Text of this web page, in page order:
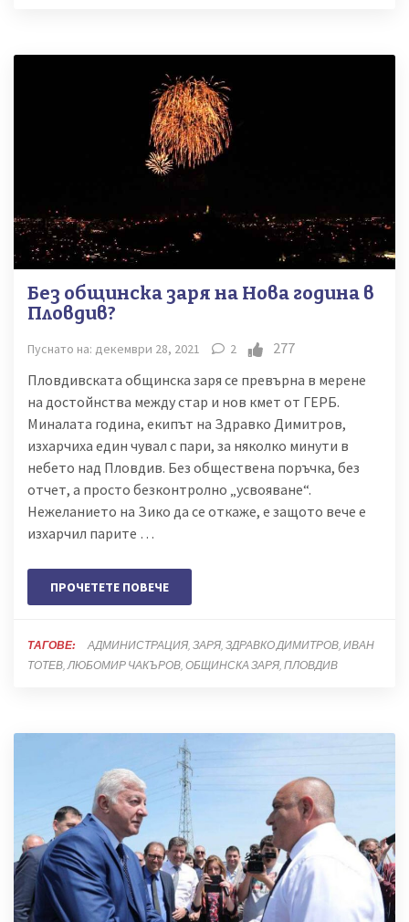
Без общинска заря на Нова година в
Пловдив?
Пуснато на: декември 28, 2021 2
277
Пловдивската общинска заря се превърна в мерене
на достойнства между стар и нов кмет от ГЕРБ.
Миналата година, екипът на Здравко Димитров,
изхарчиха един чувал с пари, за няколко минути в
небето над Пловдив. Без обществена поръчка, без
отчет, а просто безконтролно „усвояване“.
Нежеланието на Зико да се откаже, е защото вече е
изхарчил парите …
ПРОЧЕТЕТЕ ПОВЕЧЕ
ТАГОВЕ: АДМИНИСТРАЦИЯ ЗАРЯ ЗДРАВКО ДИМИТРОВ ИВАН
ТОТЕВ ЛЮБОМИР ЧАКЪРОВ ОБЩИНСКА ЗАРЯ ПЛОВДИВ